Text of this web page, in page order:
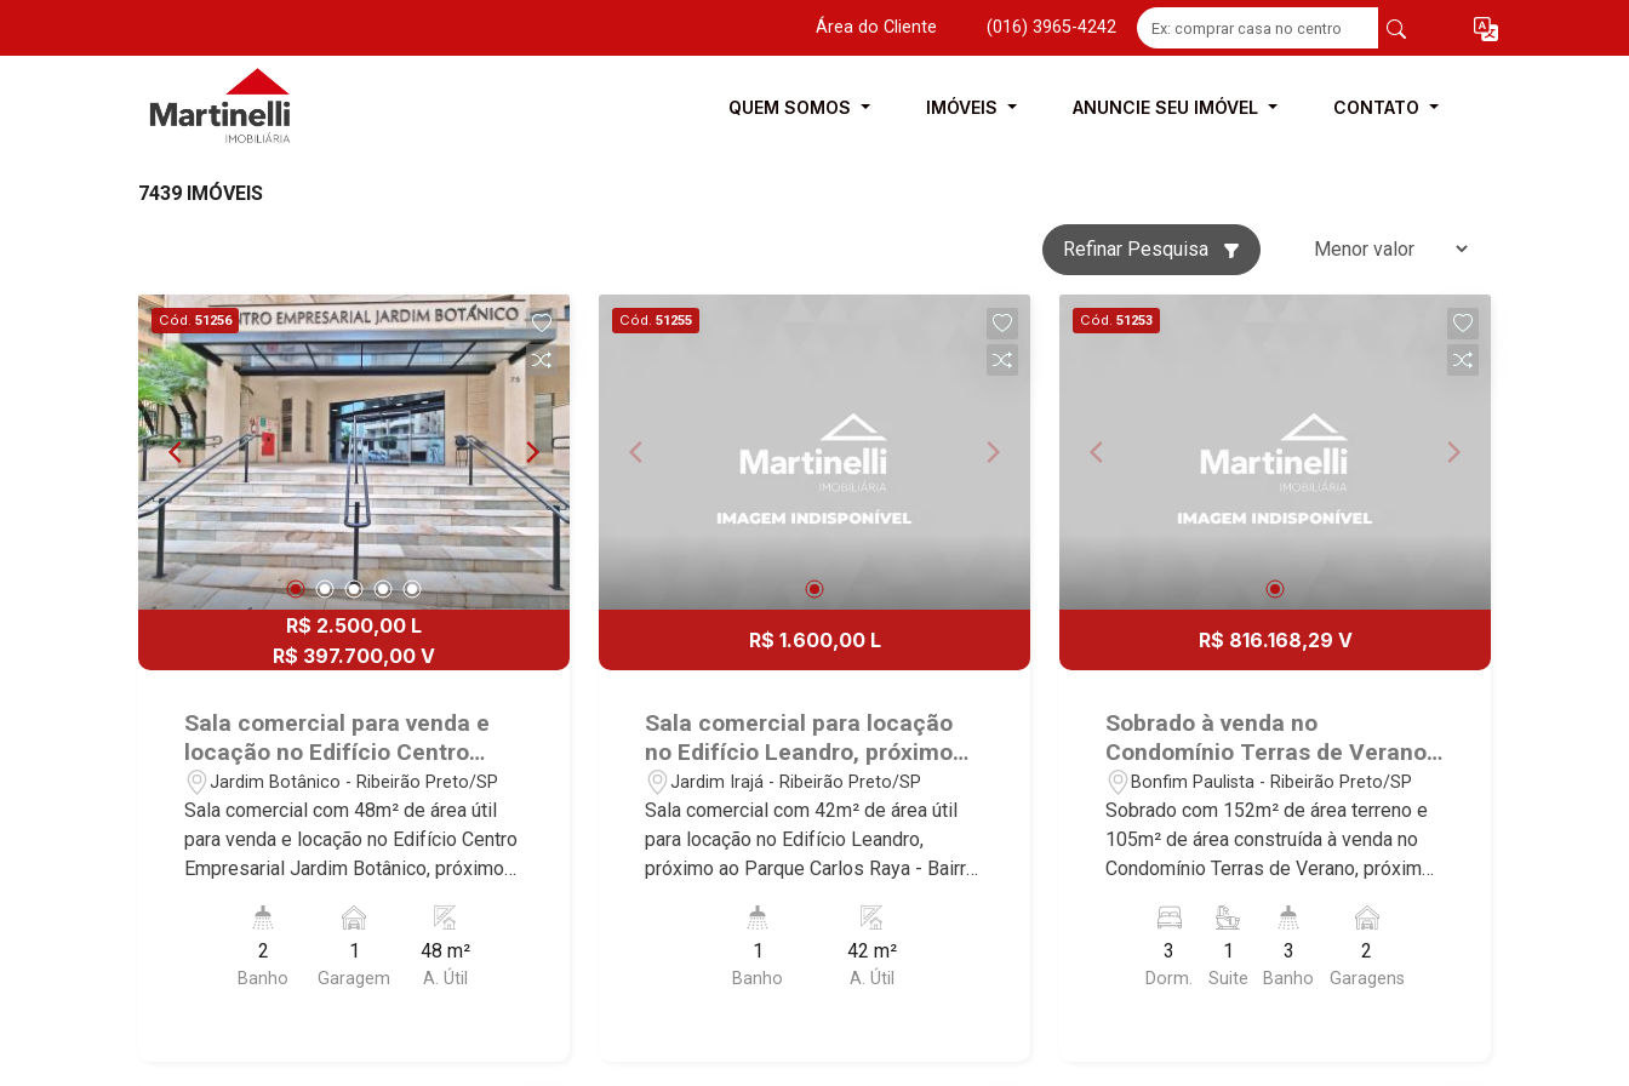
Área do Cliente (016) 3965-4242
QUEM SOMOS IMÓVEIS ANUNCIE SEU IMÓVEL CONTATO
7439 IMÓVEIS
Refinar Pesquisa
Cód. 51256
R$ 2.500,00 L
R$ 397.700,00 V
Sala comercial para venda e
locação no Edifício Centro
Empresarial Jardim Botânico,
próximo ao Parque Carlos Raya
- Ribeirão Preto/SP.
Jardim Botânico - Ribeirão Preto/SP
Sala comercial com 48m² de área útil
para venda e locação no Edifício Centro
Empresarial Jardim Botânico, próximo
Botânico, Ribeirão Preto/SP. Conheça
as características deste imóvel que a
Martinelli Imobiliária selecionou para
2
Banho
1
Garagem
48 m²
A. Útil
Cód. 51255
R$ 1.600,00 L
Sala comercial para locação
no Edifício Leandro, próximo
ao Parque Carlos Raya -
Ribeirão Preto/SP.
Jardim Irajá - Ribeirão Preto/SP
Sala comercial com 42m² de área útil
para locação no Edifício Leandro,
próximo ao Parque Carlos Raya - Bairro
Conheça as características deste
imóvel que a Martinelli Imobiliária
selecionou para você: - 42m² de área
1
Banho
42 m²
A. Útil
Cód. 51253
R$ 816.168,29 V
Sobrado à venda no
Condomínio Terras de Verano,
próximo ao Quinta dos Ventos
- Ribeirão Preto/SP.
Bonfim Paulista - Ribeirão Preto/SP
Sobrado com 152m² de área terreno e
105m² de área construída à venda no
Condomínio Terras de Verano, próximo
Paulista, Ribeirão Preto/SP. Conheça as
características deste imóvel que a
Martinelli Imobiliária selecionou para
3
Dorm.
1
Suite
3
Banho
2
Garagens